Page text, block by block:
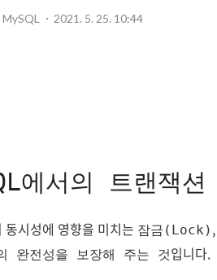
2021. 5. 25. 10:44
에서의 트랜잭션
동시성에 영향을 미치는 잠금(Lock) ,
완전성을 보장해 주는 것입니다.